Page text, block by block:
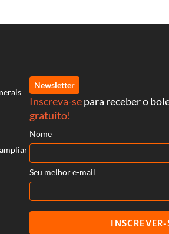
Newsletter
Inscreva-separa receber o
gratuito!
Nome
Seu melhor e-mail
INSCREVER-